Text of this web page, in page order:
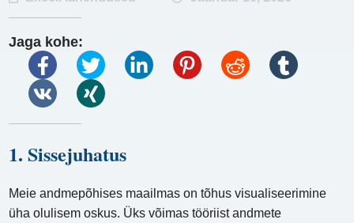
Jaga kohe:
1. Sissejuhatus
Meie andmepõhises maailmas on tõhus visualiseerimine
üha olulisem oskus. Üks võimas tööriist andmete